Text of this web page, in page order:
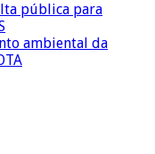
pública para
ambiental da